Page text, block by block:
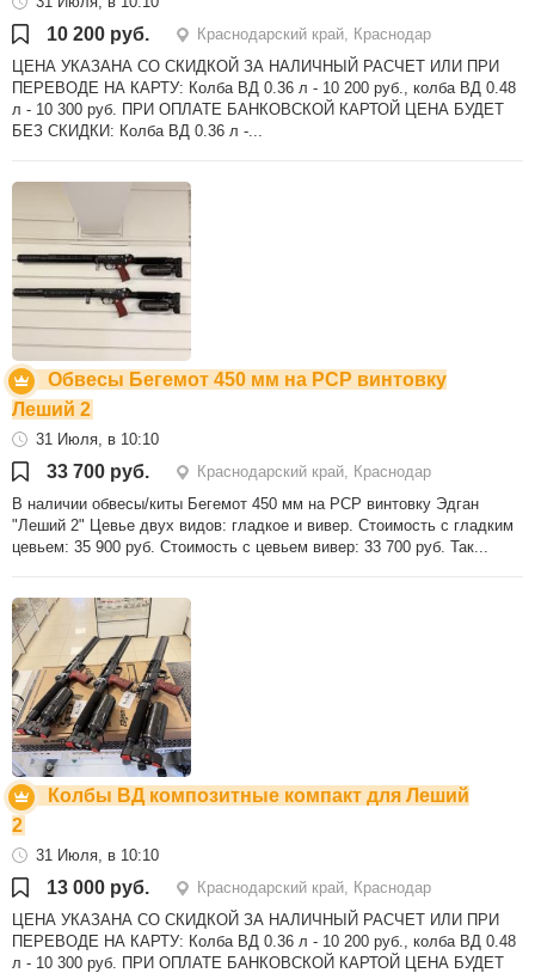
10 200 руб.
Краснодарский край, Краснодар
ЦЕНА УКАЗАНА СО СКИДКОЙ ЗА НАЛИЧНЫЙ РАСЧЕТ ИЛИ ПРИ
ПЕРЕВОДЕ НА КАРТУ: Колба ВД 0.36 л - 10 200 руб., колба ВД 0.48
л - 10 300 руб. ПРИ ОПЛАТЕ БАНКОВСКОЙ КАРТОЙ ЦЕНА БУДЕТ
БЕЗ СКИДКИ: Колба ВД 0.36 л -...
Обвесы Бегемот 450 мм на РСР винтовку
Леший 2
31 Июля, в 10:10
33 700 руб.
Краснодарский край, Краснодар
В наличии обвесы/киты Бегемот 450 мм на РСР винтовку Эдган
"Леший 2" Цевье двух видов: гладкое и вивер. Стоимость с гладким
цевьем: 35 900 руб. Стоимость с цевьем вивер: 33 700 руб. Так...
Колбы ВД композитные компакт для Леший
2
31 Июля, в 10:10
13 000 руб.
Краснодарский край, Краснодар
ЦЕНА УКАЗАНА СО СКИДКОЙ ЗА НАЛИЧНЫЙ РАСЧЕТ ИЛИ ПРИ
ПЕРЕВОДЕ НА КАРТУ: Колба ВД 0.36 л - 10 200 руб., колба ВД 0.48
л - 10 300 руб. ПРИ ОПЛАТЕ БАНКОВСКОЙ КАРТОЙ ЦЕНА БУДЕТ